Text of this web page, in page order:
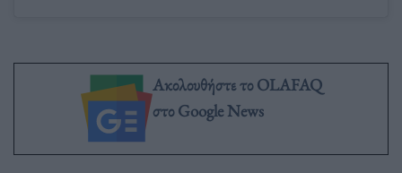
Ακολουθήστε το OLAFAQ
στο Google News